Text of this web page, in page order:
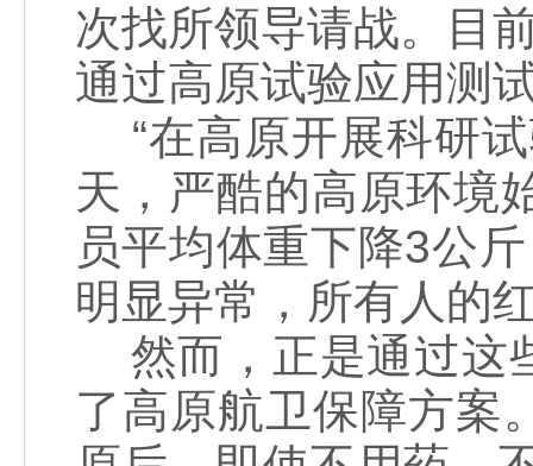
次找所领导请战。目
通过高原试验应用测
“在高原开展科研试
天，严酷的高原环境
员平均体重下降3公
明显异常，所有人的
然而，正是通过这
了高原航卫保障方案